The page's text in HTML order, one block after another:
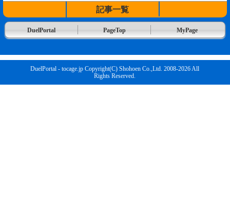
記事一覧
DuelPortal PageTop MyPage
DuelPortal - tocage.jp Copyright(C) Shohoen Co.,Ltd. 2008-2026 All
Rights Reserved.